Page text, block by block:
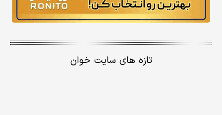
تازه های سایت خوان